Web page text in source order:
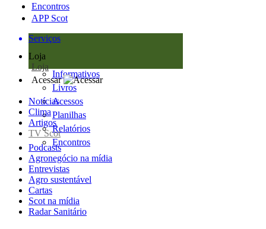
Encontros
APP Scot
Serviços
Loja
Loja
Informativos
Livros
Acessos
Planilhas
Relatórios
Encontros
Acessar
Notícias
Clima
Artigos
TV Scot
Podcasts
Agronegócio na mídia
Entrevistas
Agro sustentável
Cartas
Scot na mídia
Radar Sanitário